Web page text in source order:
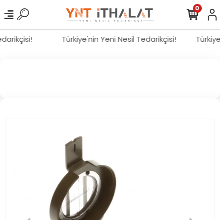
Türkiye'nin Yeni Nesil Tedarikçisi!
0